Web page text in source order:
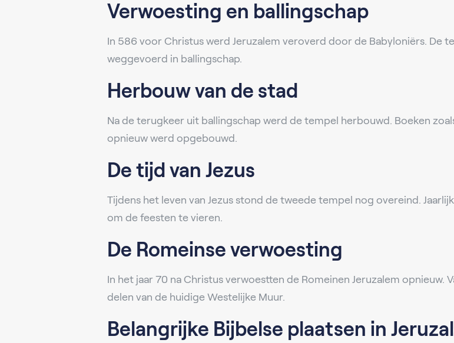
Verwoesting en ballingschap
In 586 voor Christus werd Jeruzalem veroverd door de Babyloniërs. De
weggevoerd in ballingschap.
Herbouw van de stad
Na de terugkeer uit ballingschap werd de tempel herbouwd. Boeken
opnieuw werd opgebouwd.
De tijd van Jezus
Tijdens het leven van Jezus stond de tweede tempel nog overeind.
om de feesten te vieren.
De Romeinse verwoesting
In het jaar 70 na Christus verwoestten de Romeinen Jeruzalem opnieuw.
delen van de huidige Westelijke Muur.
Belangrijke Bijbelse plaatsen in